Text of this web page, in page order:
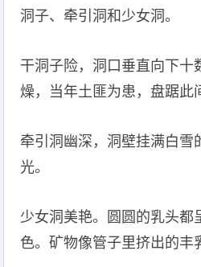
洞子、牵引洞和少女洞。
干洞子险，洞口垂直向下十
燥，当年土匪为患，盘踞此
牵引洞幽深，洞壁挂满白雪
光。
少女洞美艳。圆圆的乳头都
色。矿物像管子里挤出的丰